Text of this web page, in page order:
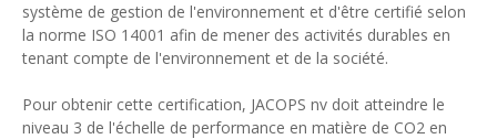
système de gestion de l'environnement et d'être certifié selon
la norme ISO 14001 afin de mener des activités durables en
tenant compte de l'environnement et de la société.
Pour obtenir cette certification, JACOPS nv doit atteindre le
niveau 3 de l'échelle de performance en matière de CO2 en